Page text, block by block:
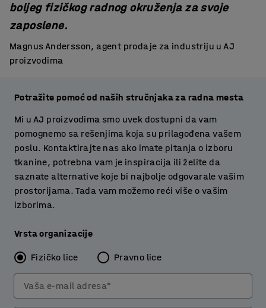
boljeg fizičkog radnog okruženja za svoje
zaposlene.
Magnus Andersson, agent prodaje za industriju u AJ
proizvodima
Potražite pomoć od naših stručnjaka za radna mesta
Mi u AJ proizvodima smo uvek dostupni da vam
pomognemo sa rešenjima koja su prilagođena vašem
poslu. Kontaktirajte nas ako imate pitanja o izboru
tkanine, potrebna vam je inspiracija ili želite da
saznate alternative koje bi najbolje odgovarale vašim
prostorijama. Tada vam možemo reći više o vašim
izborima.
Vrsta organizacije
Fizičko lice Pravno lice
Vaša e-mail adresa*